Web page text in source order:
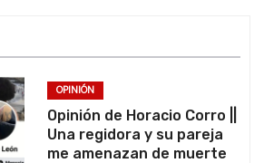
OPINIÓN
Opinión de Horacio Corro ||
Una regidora y su pareja
me amenazan de muerte